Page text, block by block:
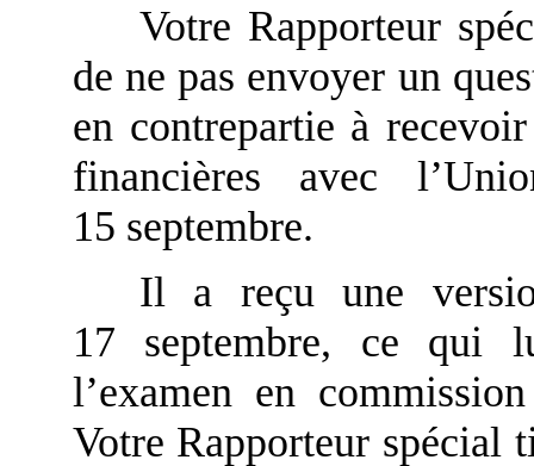
Votre Rapporteur
de ne pas envoyer un
en contrepartie à
financières avec
15 septembre.
Il a reçu une
17 septembre, ce qui
l’examen en
Votre Rapporteur spécial